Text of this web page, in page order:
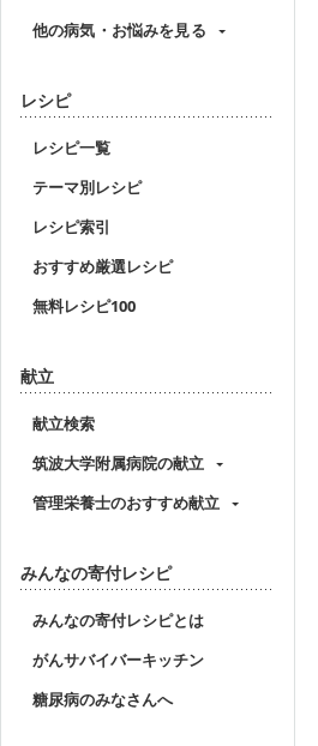
他の病気・お悩みを見る
レシピ
レシピ一覧
テーマ別レシピ
レシピ索引
おすすめ厳選レシピ
無料レシピ100
献立
献立検索
筑波大学附属病院の献立
管理栄養士のおすすめ献立
みんなの寄付レシピ
みんなの寄付レシピとは
がんサバイバーキッチン
糖尿病のみなさんへ